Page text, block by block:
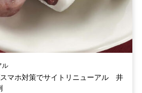
ル
スマホ対策でサイトリニューアル 井